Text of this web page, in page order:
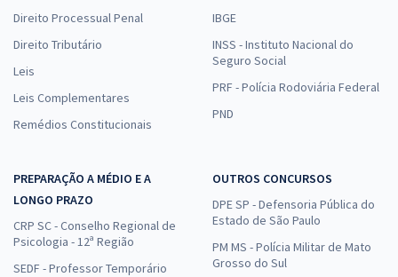
Direito Processual Penal
Direito Tributário
Leis
Leis Complementares
Remédios Constitucionais
IBGE
INSS - Instituto Nacional do
Seguro Social
PRF - Polícia Rodoviária Federal
PND
PREPARAÇÃO A MÉDIO E A
LONGO PRAZO
CRP SC - Conselho Regional de
Psicologia - 12ª Região
SEDF - Professor Temporário
OUTROS CONCURSOS
DPE SP - Defensoria Pública do
Estado de São Paulo
PM MS - Polícia Militar de Mato
Grosso do Sul